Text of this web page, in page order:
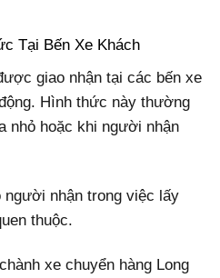
Tại Bến Xe Khách
giao nhận tại các bến xe
Hình thức này thường
nhỏ hoặc khi người nhận
nhận trong việc lấy
thuộc.
xe chuyển hàng Long